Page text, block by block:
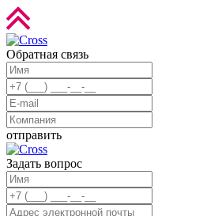
Обратная связь
отправить
Задать вопрос